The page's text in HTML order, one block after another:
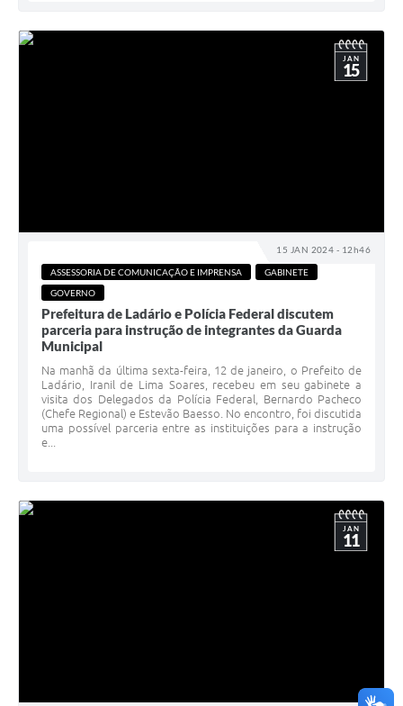
15 JAN 2024 - 12h46
JAN
15
ASSESSORIA DE COMUNICAÇÃO E IMPRENSA
GABINETE
GOVERNO
Prefeitura de Ladário e Polícia Federal discutem
parceria para instrução de integrantes da Guarda
Municipal
Na manhã da última sexta-feira, 12 de janeiro, o Prefeito de
Ladário, Iranil de Lima Soares, recebeu em seu gabinete a
visita dos Delegados da Polícia Federal, Bernardo Pacheco
(Chefe Regional) e Estevão Baesso. No encontro, foi discutida
uma possível parceria entre as instituições para a instrução
e...
JAN
11